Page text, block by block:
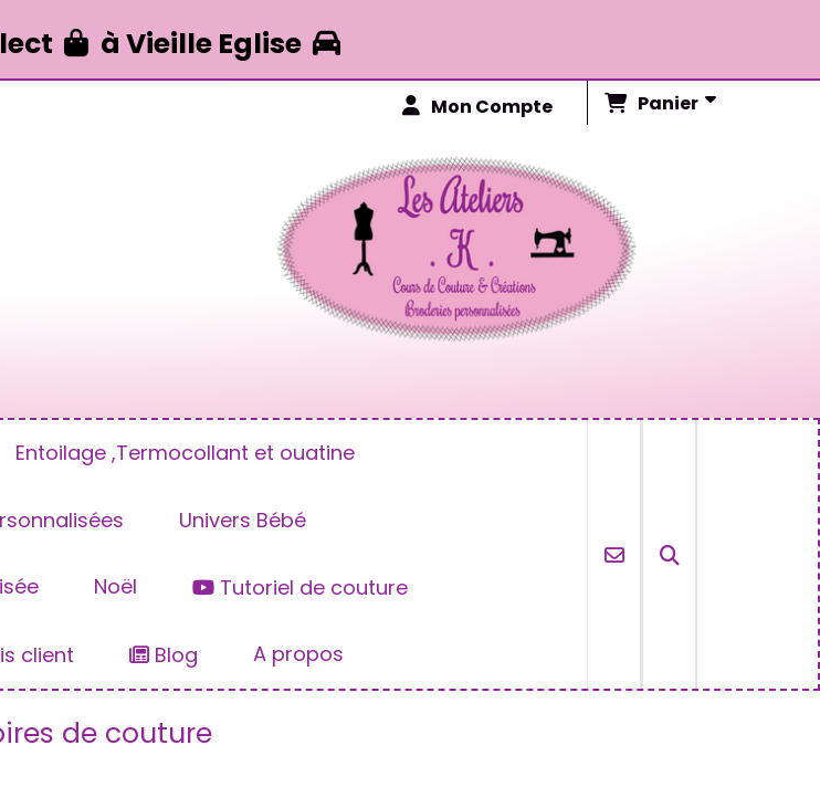
 à Vieille Eglise 
Mon Compte Panier
Entoilage ,Termocollant et ouatine
Univers Bébé
Noël Tutoriel de couture
client Blog A propos
de couture